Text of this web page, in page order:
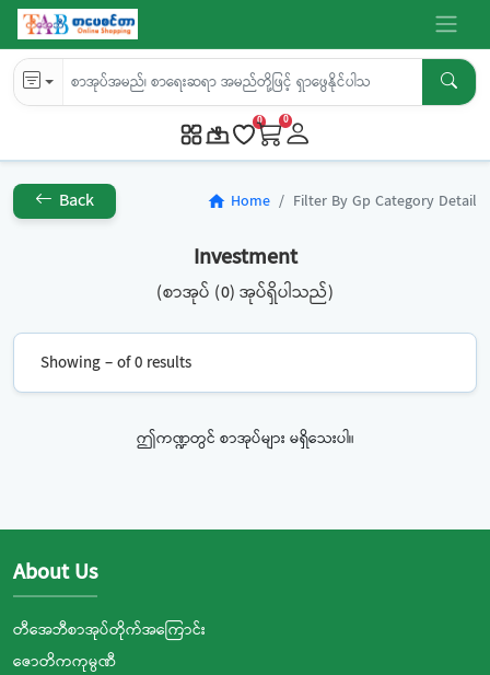
0 0
Back home Home Filter By Gp Category Detail
Investment
(စာအုပ် (0) အုပ်ရှိပါသည်)
Showing – of 0 results
ဤကဏ္ဍတွင် စာအုပ်များ မရှိသေးပါ။
About Us
တီအေဘီစာအုပ်တိုက်အကြောင်း
ဇောတိကကုမ္ပဏီ